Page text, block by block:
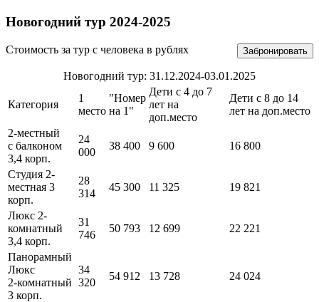
Новогодний тур 2024-2025
Забронировать
Стоимость за тур с человека в рублях
Новогодний тур: 31.12.2024-03.01.2025
Категория
1
место
"Номер
на 1"
Дети с 4 до 7
лет на
доп.место
Дети с 8 до 14
лет на доп.место
2-местный
с балконом
3,4 корп.
24
000
38 400 9 600 16 800
Студия 2-
местная 3
корп.
28
314
45 300 11 325 19 821
Люкс 2-
комнатный
3,4 корп.
31
746
50 793 12 699 22 221
Панорамный
Люкс
2-комнатный
3 корп.
34
320
54 912 13 728 24 024